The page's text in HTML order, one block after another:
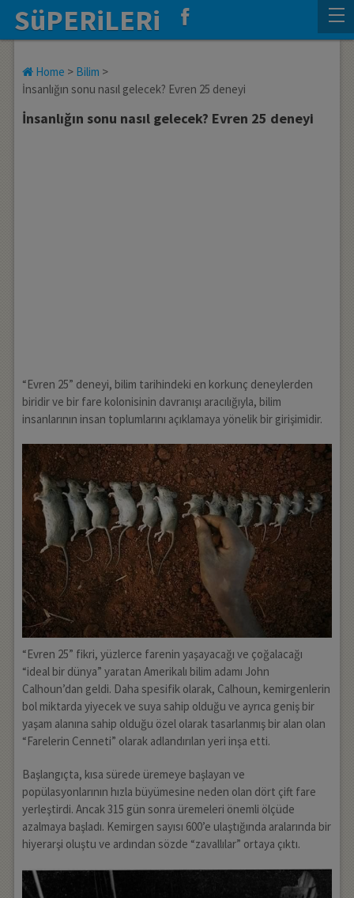
SüPERiLERi
Home > Bilim >
İnsanlığın sonu nasıl gelecek? Evren 25 deneyi
İnsanlığın sonu nasıl gelecek? Evren 25 deneyi
“Evren 25” deneyi, bilim tarihindeki en korkunç deneylerden
biridir ve bir fare kolonisinin davranışı aracılığıyla, bilim
insanlarının insan toplumlarını açıklamaya yönelik bir girişimidir.
“Evren 25” fikri, yüzlerce farenin yaşayacağı ve çoğalacağı
“ideal bir dünya” yaratan Amerikalı bilim adamı John
Calhoun’dan geldi. Daha spesifik olarak, Calhoun, kemirgenlerin
bol miktarda yiyecek ve suya sahip olduğu ve ayrıca geniş bir
yaşam alanına sahip olduğu özel olarak tasarlanmış bir alan olan
“Farelerin Cenneti” olarak adlandırılan yeri inşa etti.
Başlangıçta, kısa sürede üremeye başlayan ve
popülasyonlarının hızla büyümesine neden olan dört çift fare
yerleştirdi. Ancak 315 gün sonra üremeleri önemli ölçüde
azalmaya başladı. Kemirgen sayısı 600’e ulaştığında aralarında bir
hiyerarşi oluştu ve ardından sözde “zavallılar” ortaya çıktı.